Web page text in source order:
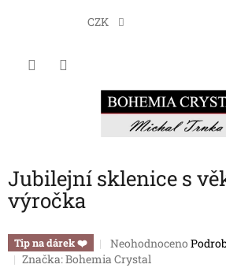
CZK
Jubilejní sklenice s
výročka
Tip na dárek ❤️
Průměrné
hodnocení
Neohodnoceno
Značka:Bohemia Crystal